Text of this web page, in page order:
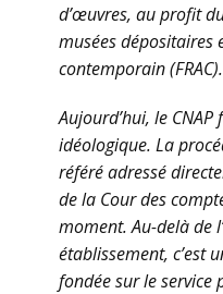
d’œuvres, au profit
musées dépositaires
contemporain (FRAC).
Aujourd’hui, le
idéologique. La
référé adressé
de la Cour des
moment. Au-delà de
établissement, c’est
fondée sur le service